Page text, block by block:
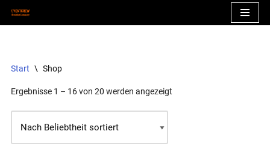
Start \ Shop
Ergebnisse 1 – 16 von 20 werden angezeigt